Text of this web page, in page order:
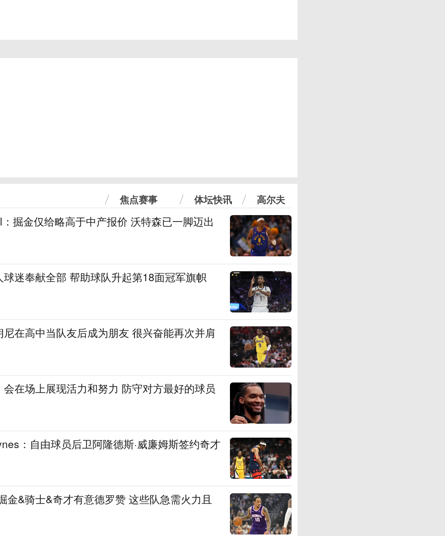
焦点赛事 体坛快讯 高尔夫
掘金仅给略高于中产报价 沃特森已一脚迈出
迷奉献全部 帮助球队升起第18面冠军旗帜
在高中当队友后成为朋友 很兴奋能再次并肩
在场上展现活力和努力 防守对方最好的球员
：自由球员后卫阿隆德斯·威廉姆斯签约奇才
金&骑士&奇才有意德罗赞 这些队急需火力且